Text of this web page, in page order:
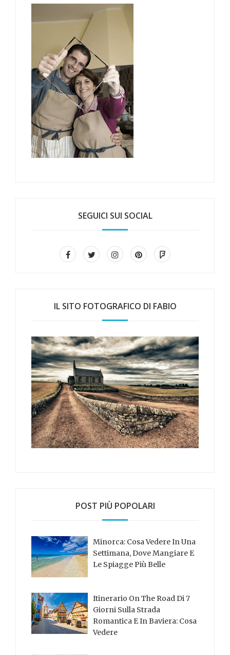
SEGUICI SUI SOCIAL
IL SITO FOTOGRAFICO DI FABIO
POST PIÙ POPOLARI
Minorca: Cosa Vedere In Una
Settimana, Dove Mangiare E
Le Spiagge Più Belle
Itinerario On The Road Di 7
Giorni Sulla Strada
Romantica E In Baviera: Cosa
Vedere